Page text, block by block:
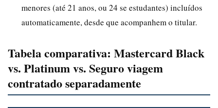
menores (até 21 anos, ou 24 se estudantes) incluídos
automaticamente, desde que acompanhem o titular.
Tabela comparativa: Mastercard Black
vs. Platinum vs. Seguro viagem
contratado separadamente